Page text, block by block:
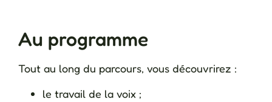
Au programme
Tout au long du parcours, vous découvrirez :
le travail de la voix ;